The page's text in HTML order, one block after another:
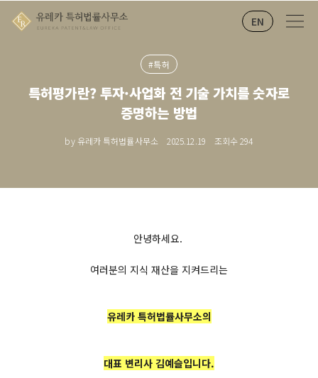
EN
#특허
특허평가란? 투자·사업화 전 기술 가치를 숫자로
증명하는 방법
by 유레카 특허법률사무소 2025.12.19 조회수294
안녕하세요.
여러분의 지식 재산을 지켜드리는
유레카 특허법률사무소의
대표 변리사 김예슬입니다.